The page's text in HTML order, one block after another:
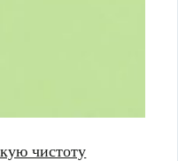
чистоту